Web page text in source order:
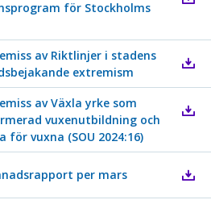
för Stockholms
av Riktlinjer i stadens
extremism
av Växla yrke som
vuxenutbildning och
för vuxna (SOU 2024:16)
per mars